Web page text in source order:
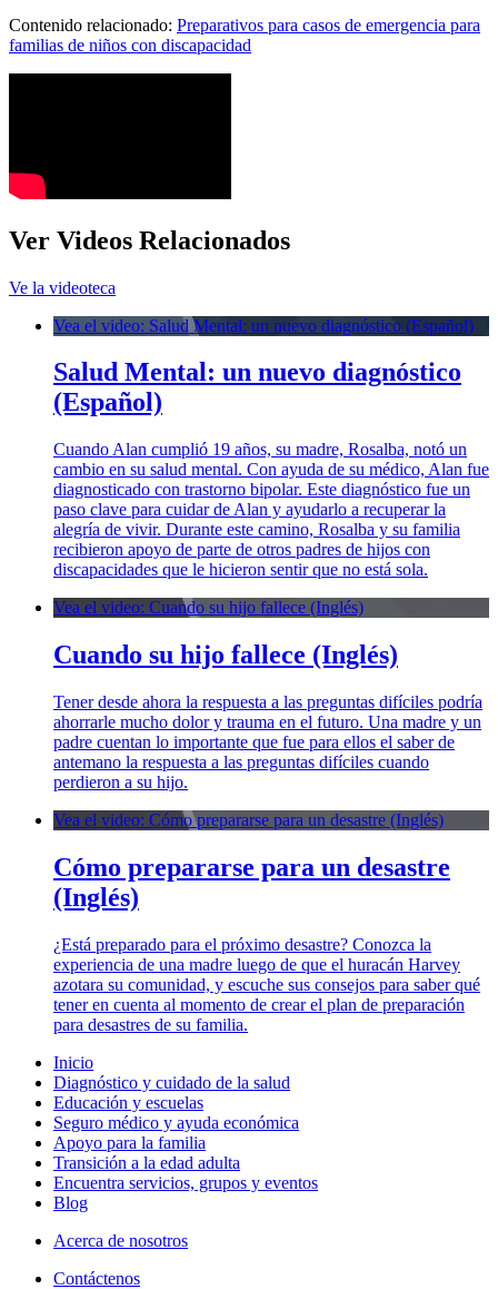
Contenido relacionado: Preparativos para casos de emergencia para
familias de niños con discapacidad
Ver Videos Relacionados
Ve la videoteca
Vea el video: Salud Mental: un nuevo diagnóstico (Español)
Salud Mental: un nuevo diagnóstico
(Español)
Cuando Alan cumplió 19 años, su madre, Rosalba, notó un
cambio en su salud mental. Con ayuda de su médico, Alan fue
diagnosticado con trastorno bipolar. Este diagnóstico fue un
paso clave para cuidar de Alan y ayudarlo a recuperar la
alegría de vivir. Durante este camino, Rosalba y su familia
recibieron apoyo de parte de otros padres de hijos con
discapacidades que le hicieron sentir que no está sola.
Vea el video: Cuando su hijo fallece (Inglés)
Cuando su hijo fallece (Inglés)
Tener desde ahora la respuesta a las preguntas difíciles podría
ahorrarle mucho dolor y trauma en el futuro. Una madre y un
padre cuentan lo importante que fue para ellos el saber de
antemano la respuesta a las preguntas difíciles cuando
perdieron a su hijo.
Vea el video: Cómo prepararse para un desastre (Inglés)
Cómo prepararse para un desastre
(Inglés)
¿Está preparado para el próximo desastre? Conozca la
experiencia de una madre luego de que el huracán Harvey
azotara su comunidad, y escuche sus consejos para saber qué
tener en cuenta al momento de crear el plan de preparación
para desastres de su familia.
Inicio
Diagnóstico y cuidado de la salud
Educación y escuelas
Seguro médico y ayuda económica
Apoyo para la familia
Transición a la edad adulta
Encuentra servicios, grupos y eventos
Blog
Acerca de nosotros
Contáctenos